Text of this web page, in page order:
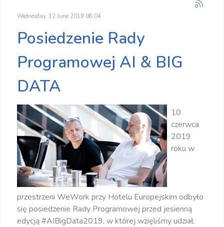
Wednesday, 12 June 2019 08:04
Posiedzenie Rady
Programowej AI & BIG
DATA
10
czerwca
2019
roku w
przestrzeni WeWork przy Hotelu Europejskim odbyło
się posiedzenie Rady Programowej przed jesienną
edycją #AIBigData2019, w której wzięliśmy udział.